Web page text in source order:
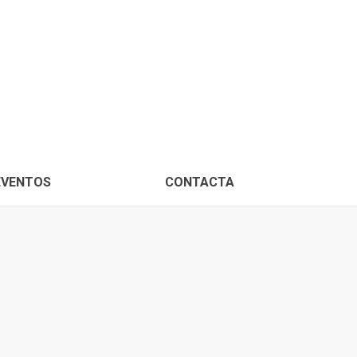
CONTACTA